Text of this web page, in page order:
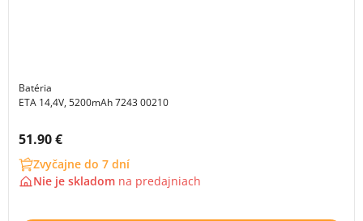
Batéria
ETA 14,4V, 5200mAh 7243 00210
Cena s DPH:
51.90 €
Zvyčajne do 7 dní
Nie je skladom na predajniach